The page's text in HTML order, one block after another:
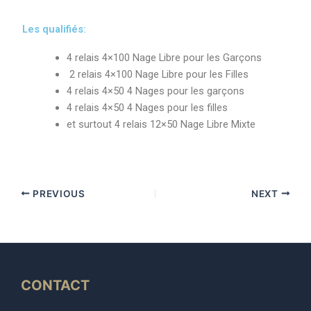
Les qualifiés:
4 relais 4×100 Nage Libre pour les Garçons
2 relais 4×100 Nage Libre pour les Filles
4 relais 4×50 4 Nages pour les garçons
4 relais 4×50 4 Nages pour les filles
et surtout 4 relais 12×50 Nage Libre Mixte
PREVIOUS NEXT
CONTACT